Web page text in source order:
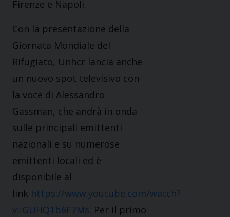
Firenze e Napoli.
Con la presentazione della
Giornata Mondiale del
Rifugiato, Unhcr lancia anche
un nuovo spot televisivo con
la voce di Alessandro
Gassman, che andrà in onda
sulle principali emittenti
nazionali e su numerose
emittenti locali ed è
disponibile al
link https://www.youtube.com/watch?
v=GUHQ1b6F7Ms. Per il primo